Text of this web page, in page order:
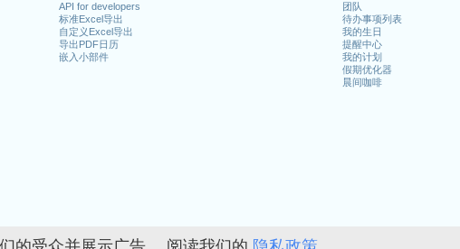
API for developers
标准Excel导出
自定义Excel导出
导出PDF日历
嵌入小部件
团队
待办事项列表
我的生日
提醒中心
我的计划
假期优化器
晨间咖啡